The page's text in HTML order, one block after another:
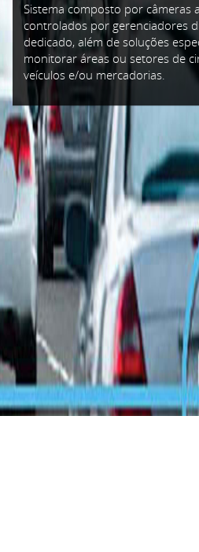
Sistema composto por câmeras
controlados por gerenciadores
dedicado, além de soluções
monitorar áreas ou setores de
veículos e/ou mercadorias.